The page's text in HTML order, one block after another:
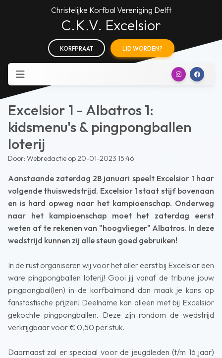
Christelijke Korfbal Vereniging Delft
C.K.V. Excelsior
KORFPRAAT LID WORDEN?
Excelsior 1 - Albatros 1:
kidsmenu's & pingpongballen
loterij
Door: Webredactie op 20-01-2023 15:46
Aanstaande zaterdag 28 januari speelt Excelsior 1 haar
volgende thuiswedstrijd. Excelsior 1 staat stijf bovenaan
en is hard opweg naar het kampioenschap. Onderweg
naar het kampioenschap moet het zaterdag eerst
weten af te rekenen van "hoogvlieger" Albatros. In deze
wedstrijd kunnen zij alle steun goed gebruiken!
In de rust organiseren wij voor het aller eerst bij Excelsior een
ware pingpongballen loterij! Gooi jij vanaf de tribune jouw
pingpongbal(len) in de korfbalmand dan maak je kans op
fanstastische prijzen! Deelname kan alleen met bij Excelsior
gekochte pingpongballen. Deze zijn rondom de wedstrijd
verkrijgbaar voor € 0,50 per stuk.
Daarnaast zal er speciaal voor de jeugdleden (t/m 16 jaar)